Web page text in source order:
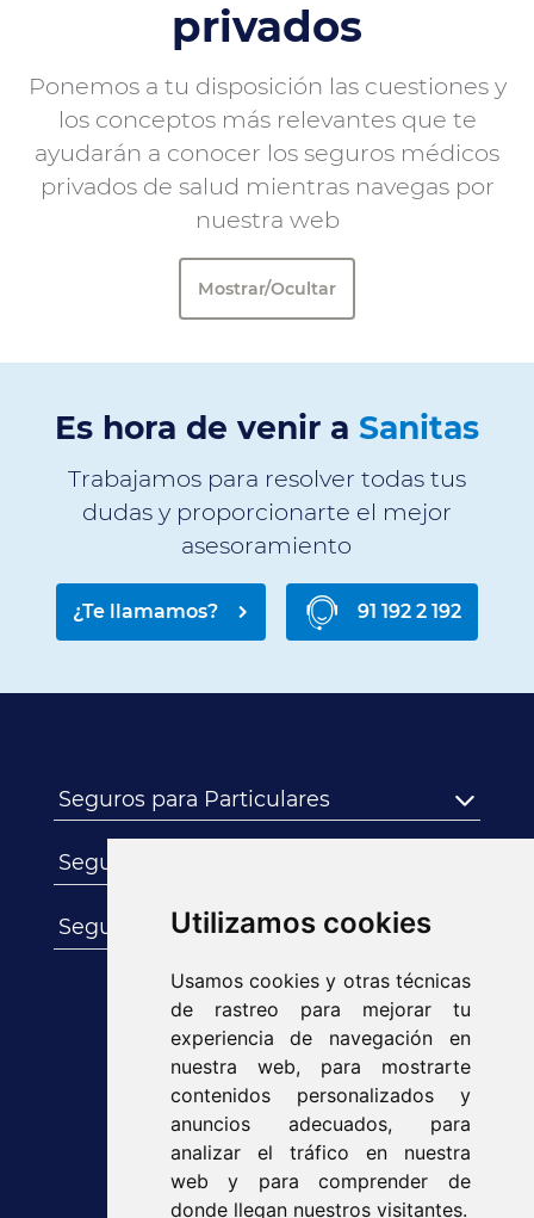
Utilizamos cookies
Usamos cookies y otras técnicas
de rastreo para mejorar tu
experiencia de navegación en
nuestra web, para mostrarte
contenidos personalizados y
anuncios adecuados, para
analizar el tráfico en nuestra
web y para comprender de
donde llegan nuestros visitantes.
privados
Ponemos a tu disposición las cuestiones y
los conceptos más relevantes que te
ayudarán a conocer los seguros médicos
privados de salud mientras navegas por
nuestra web
Mostrar/Ocultar
Es hora de venir a Sanitas
Trabajamos para resolver todas tus
dudas y proporcionarte el mejor
asesoramiento
¿Te llamamos? 91 192 2 192
Seguros para Particulares
Seguros para Empresas
Seguros para Autónomos